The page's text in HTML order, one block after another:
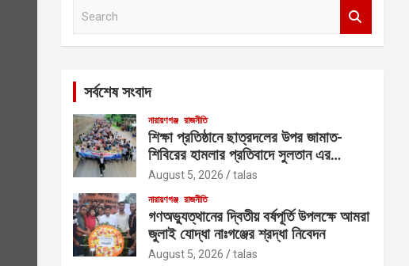
সর্বশেষ সংবাদ
নারায়ণগঞ্জ রাজনীতি
শিক্ষা প্রতিষ্ঠানে ছাত্রদলের উপর জামাত-
শিবিরের হামলার প্রতিবাদে সুলতান এর
নেতৃত্বে বিক্ষোভ
August 5, 2026 talas
নারায়ণগঞ্জ রাজনীতি
গণঅভ্যুত্থানের দ্বিতীয় বর্ষপূর্তি উপলক্ষে আমরা
জুলাই যোদ্ধা নাঃগঞ্জের শ্রদ্ধা নিবেদন
August 5, 2026 talas